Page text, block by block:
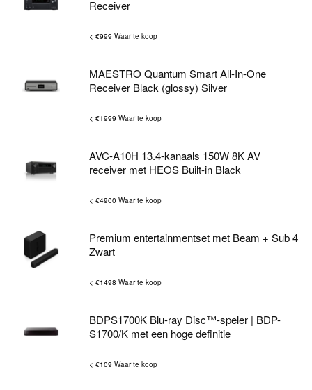
Receiver
< €999 Waar te koop
MAESTRO Quantum Smart All-In-One
Receiver Black (glossy) Silver
< €1999 Waar te koop
AVC-A10H 13.4-kanaals 150W 8K AV
receiver met HEOS Built-in Black
< €4900 Waar te koop
Premium entertainmentset met Beam + Sub 4
Zwart
< €1498 Waar te koop
BDPS1700K Blu-ray Disc™-speler | BDP-
S1700/K met een hoge definitie
< €109 Waar te koop